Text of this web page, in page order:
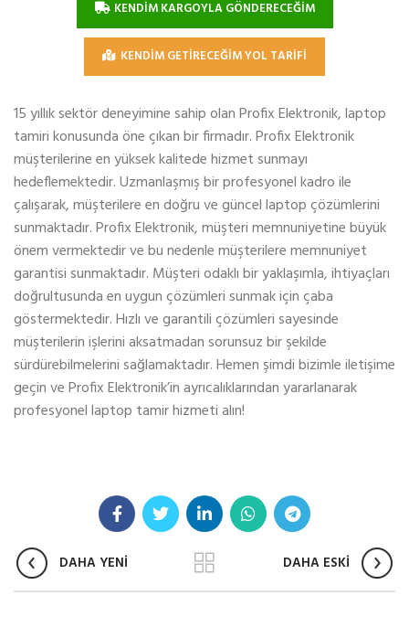
KENDİM KARGOYLA GÖNDERECEĞİM
KENDİM GETİRECEĞİM YOL TARİFİ
15 yıllık sektör deneyimine sahip olan Profix Elektronik, laptop
tamiri konusunda öne çıkan bir firmadır. Profix Elektronik
müşterilerine en yüksek kalitede hizmet sunmayı
hedeflemektedir. Uzmanlaşmış bir profesyonel kadro ile
çalışarak, müşterilere en doğru ve güncel laptop çözümlerini
sunmaktadır. Profix Elektronik, müşteri memnuniyetine büyük
önem vermektedir ve bu nedenle müşterilere memnuniyet
garantisi sunmaktadır. Müşteri odaklı bir yaklaşımla, ihtiyaçları
doğrultusunda en uygun çözümleri sunmak için çaba
göstermektedir. Hızlı ve garantili çözümleri sayesinde
müşterilerin işlerini aksatmadan sorunsuz bir şekilde
sürdürebilmelerini sağlamaktadır. Hemen şimdi bizimle iletişime
geçin ve Profix Elektronik’in ayrıcalıklarından yararlanarak
profesyonel laptop tamir hizmeti alın!
DAHA YENİ DAHA ESKİ